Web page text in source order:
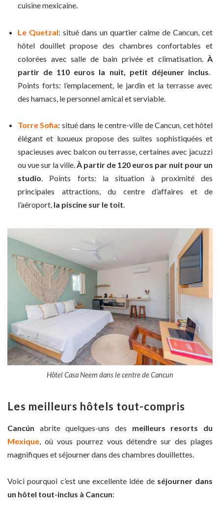
cuisine mexicaine.
Le Quetzal: situé dans un quartier calme de Cancun, cet
hôtel douillet propose des chambres confortables et
colorées avec salle de bain privée et climatisation. À
partir de 110 euros la nuit, petit déjeuner inclus
Points forts: l’emplacement, le jardin et la terrasse avec
des hamacs, le personnel amical et serviable.
Torre Sofia: situé dans le centre-ville de Cancun, cet hôtel
élégant et luxueux propose des suites sophistiquées et
spacieuses avec balcon ou terrasse, certaines avec jacuzzi
ou vue sur la ville.À partir de 120 euros par nuit pour un
studio. Points forts: la situation à proximité des
principales attractions, du centre d’affaires et de
l’aéroport, la piscine sur le toit.
Hôtel Casa Neem dans le centre de Cancun
Les meilleurs hôtels tout-compris
Cancún abrite quelques-uns des meilleurs resorts du
Mexique, où vous pourrez vous détendre sur des plages
magnifiques et séjourner dans des chambres douillettes.
Voici pourquoi c’est une excellente idée de séjourner dans
un hôtel tout-inclus à Cancun: